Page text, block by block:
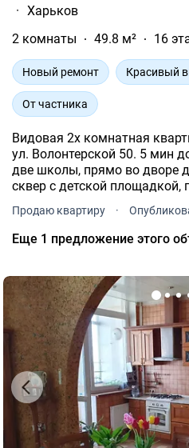
· Харьков
2 комнаты
49.8 м² 16
Новый ремонт Красивый
От частника
Видовая 2х комнатная
ул. Волонтерской 50. 5 мин
две школы, прямо во дворе
сквер с детской
собак и спортивными
Капитальный ремонт
Продаю квартиру ·
Еще 1 предложение этого